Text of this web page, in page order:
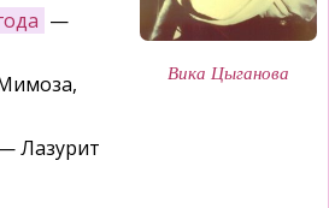
Вика Цыганова
—
Лазурит